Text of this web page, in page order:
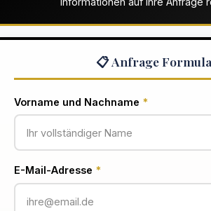
📋 Anfrage
Vorname und Nachname *
E-Mail-Adresse *